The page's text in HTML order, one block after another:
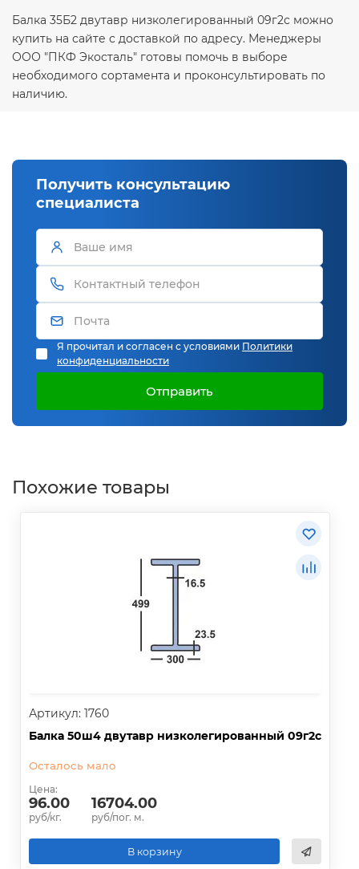
Балка 35Б2 двутавр низколегированный 09г2с можно
купить на сайте с доставкой по адресу. Менеджеры
ООО "ПКФ Экосталь" готовы помочь в выборе
необходимого сортамента и проконсультировать по
наличию.
Получить консультацию
специалиста
Я прочитал и согласен с условиями Политики
конфиденциальности
Отправить
Похожие товары
Артикул: 1760
Балка 50ш4 двутавр низколегированный 09г2с
Осталось мало
Цена:
96.00
руб/кг.
16704.00
руб/пог. м.
В корзину